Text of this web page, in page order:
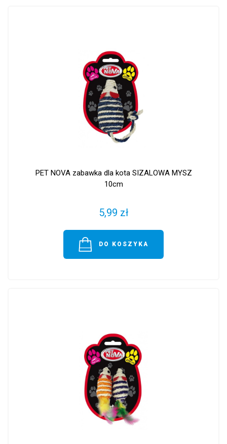
PET NOVA zabawka dla kota SIZALOWA MYSZ
10cm
5,99 zł
DO KOSZYKA